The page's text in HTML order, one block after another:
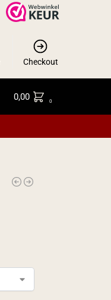
Checkout
0,00 0